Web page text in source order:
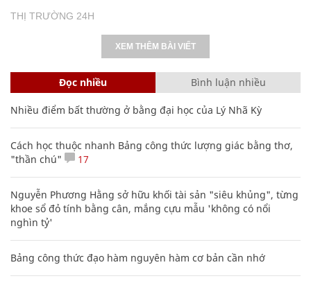
THỊ TRƯỜNG 24H
XEM THÊM BÀI VIẾT
Đọc nhiều Bình luận nhiều
Nhiều điểm bất thường ở bằng đại học của Lý Nhã Kỳ
Cách học thuộc nhanh Bảng công thức lượng giác bằng thơ,
"thần chú"
17
Nguyễn Phương Hằng sở hữu khối tài sản "siêu khủng", từng
khoe sổ đỏ tính bằng cân, mắng cựu mẫu 'không có nổi
nghìn tỷ'
Bảng công thức đạo hàm nguyên hàm cơ bản cần nhớ